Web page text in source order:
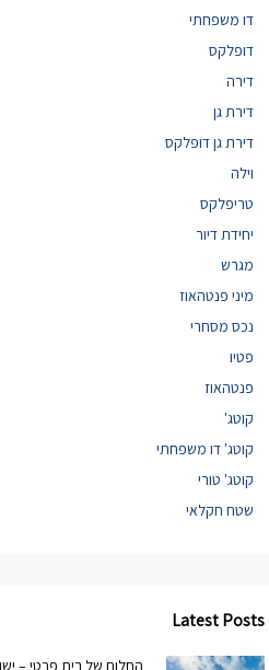
דו משפחתי
דופלקס
דירה
דירת גן
דירת גן דופלקס
וילה
טריפלקס
יחידת דיור
מגרש
מיני פנטהאוז
נכס מסחרי
פטיו
פנטהאוז
קוטג'
קוטג' דו משפחתי
קוטג' טורי
שטח חקלאי
Latest Posts
החלום של בית פרטי –